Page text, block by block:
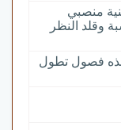
منصبي
وقلد النظر
فصول تطول